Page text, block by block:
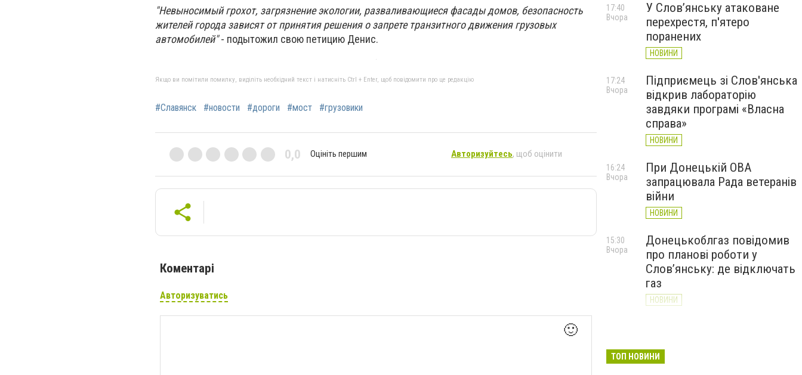
"Невыносимый грохот, загрязнение экологии, разваливающиеся фасады домов, безопасность
жителей города зависят от принятия решения о запрете транзитного движения грузовых
автомобилей"- подытожил свою петицию Денис.
Якщо ви помітили помилку, виділіть необхідний текст і натисніть Ctrl + Enter, щоб повідомити про це редакцію
#Славянск #новости #дороги #мост #грузовики
0,0 Оцініть першим Авторизуйтесь, щоб оцінити
Коментарі
Авторизуватись
🙂
У Слов’янську атаковане
перехрестя, п'ятеро
поранених
НОВИНИ
17:40
Вчора
Підприємець зі Слов'янська
відкрив лабораторію
завдяки програмі «Власна
справа»
НОВИНИ
17:24
Вчора
При Донецькій ОВА
запрацювала Рада ветеранів
війни
НОВИНИ
16:24
Вчора
Донецькоблгаз повідомив
про планові роботи у
Слов’янську: де відключать
газ
НОВИНИ
15:30
Вчора
долучилися до відбудови
ТОП НОВИНИ